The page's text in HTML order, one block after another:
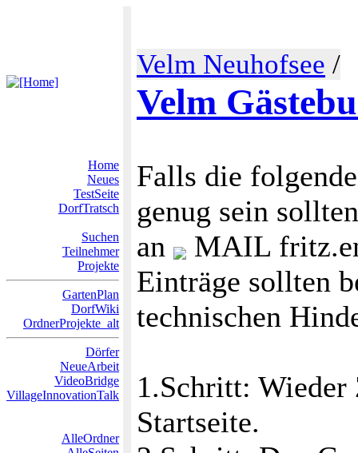
Velm Neuhofsee /
Velm
Home
Neues
TestSeite
DorfTratsch
Suchen
Teilnehmer
Projekte
GartenPlan
DorfWiki
OrdnerProjekte_alt
Dörfer
NeueArbeit
VideoBridge
VillageInnovationTalk
AlleOrdner
Falls die
genug sein
an
MAIL
Einträge sollten
technischen
1.Schritt: Wieder
Startseite.